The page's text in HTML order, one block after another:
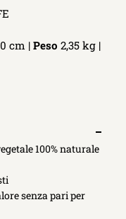
cm | Peso 2,35 kg |
Apri
scheda
100% naturale
senza pari per